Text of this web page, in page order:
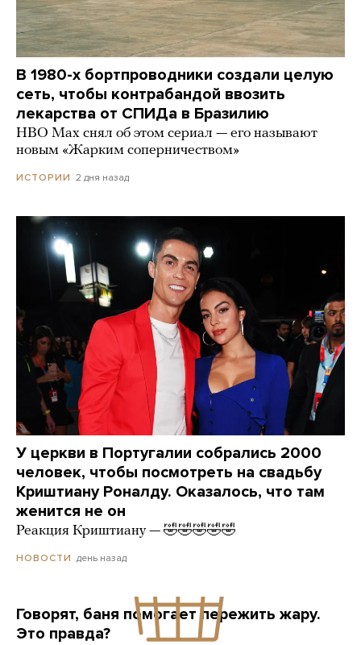
В 1980-х бортпроводники создали целую
сеть, чтобы контрабандой ввозить
лекарства от СПИДа в Бразилию
HBO Max снял об этом сериал — его называют
новым «Жарким соперничеством»
ИСТОРИИ 2 дня назад
У церкви в Португалии собрались 2000
человек, чтобы посмотреть на свадьбу
Криштиану Роналду. Оказалось, что там
женится не он
Реакция Криштиану — 🤣🤣🤣🤣🤣
НОВОСТИ день назад
Говорят, баня помогает пережить жару.
Это правда?